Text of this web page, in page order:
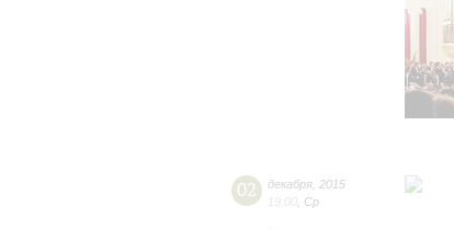
02 декабря 2015
19:00 Ср